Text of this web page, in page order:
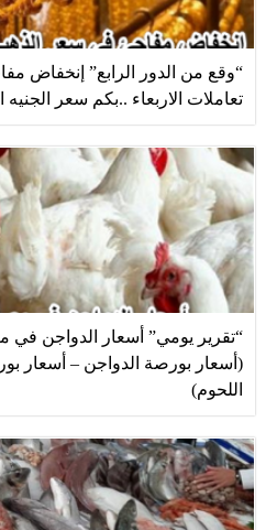
“وقع من الدور الرابع” إنخفاض
تعاملات الاربعاء ..بكم سعر الجنيه
“تقرير يومي” أسعار الدواجن في
(أسعار بورصة الدواجن – أسعار
اللحوم)